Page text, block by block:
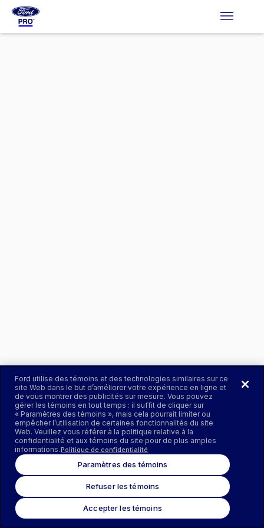
Ford utilise des témoins et des technologies similaires sur ce
site Web dans le but d’améliorer votre expérience en ligne et
de vous montrer des publicités sur mesure. Vous pouvez
gérer les témoins en tout temps : il suffit de cliquer sur
« Paramètres des témoins », mais cela pourrait limiter ou
empêcher l’utilisation de certaines fonctionnalités du site
Web. Veuillez vous référer à la politique relative à la
confidentialité et aux témoins du site pour de plus amples
informations.Politique de confidentialité
Paramètres des témoins
Refuser les témoins
Accepter les témoins